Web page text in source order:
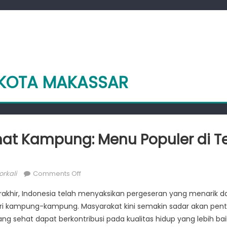
MAKASSAR
Kampung: Menu Populer di
Comments Offon
Sehat
Kampung:
Menu
Indonesia telah menyaksikan pergeseran yang menarik
kampung-kampung. Masyarakat kini semakin sadar akan
sehat dapat berkontribusi pada kualitas hidup yang lebih